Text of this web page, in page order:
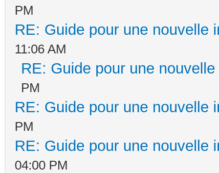
PM
RE: Guide pour une nouvelle
11:06 AM
RE: Guide pour une
PM
RE: Guide pour une nouvelle
PM
RE: Guide pour une nouvelle
04:00 PM